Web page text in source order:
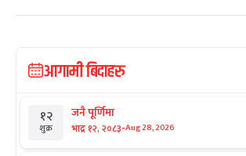
आगामी बिदाहरु
१२
शुक्र
जनै पूर्णिमा
भाद्र १२, २०८३-Aug 28, 2026